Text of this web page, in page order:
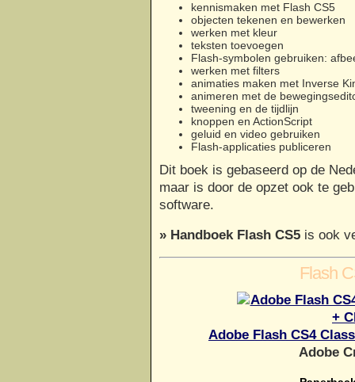
kennismaken met Flash CS5
objecten tekenen en bewerken
werken met kleur
teksten toevoegen
Flash-symbolen gebruiken:
werken met filters
animaties maken met Inverse
animeren met de
tweening en de tijdlijn
knoppen en ActionScript
geluid en video gebruiken
Flash-applicaties publiceren
Dit boek is gebaseerd op de
maar is door de opzet ook te
software.
» Handboek Flash CS5 is ook
Flash
Adobe Flash CS4
Adobe